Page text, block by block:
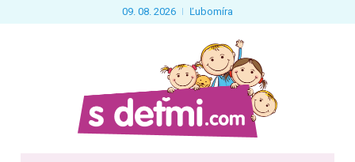
09. 08. 2026 Ľubomíra